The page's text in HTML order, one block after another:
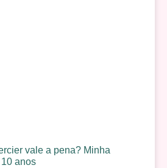
vale a pena? Minha
anos